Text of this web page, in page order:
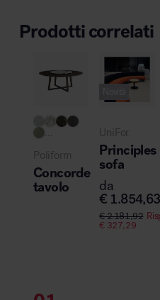
Prodotti correlati
...
Poliform
Concorde
tavolo
UniFor
Principles
sofa
da
€ 1.854,63
€2.181,92
€327,29